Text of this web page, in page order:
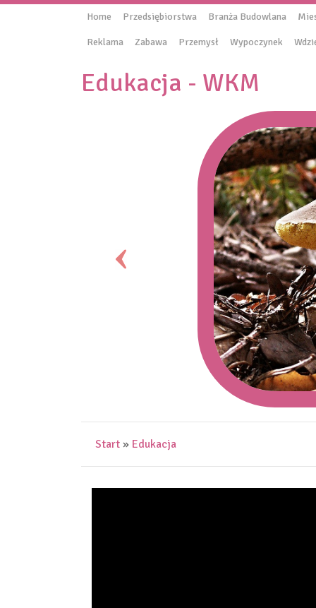
Home Przedsiębiorstwa Branża Budowlana
Reklama Zabawa Przemysł Wypoczynek
Edukacja - WKM
Start » Edukacja